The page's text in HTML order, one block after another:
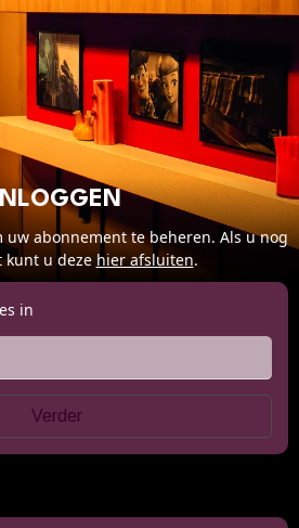
geven
abonnement te beheren. Als u nog
kunt u deze hier afsluiten.
in
Verder